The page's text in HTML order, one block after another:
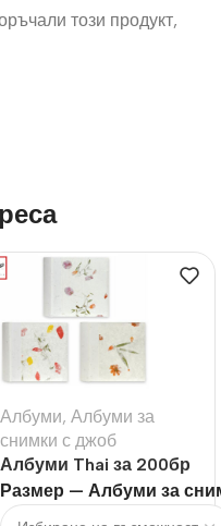
този продукт,
Албуми, Албуми за
снимки с джоб
Албуми Thai за 200бр
10×15 или 13х18
Размер — Албуми за